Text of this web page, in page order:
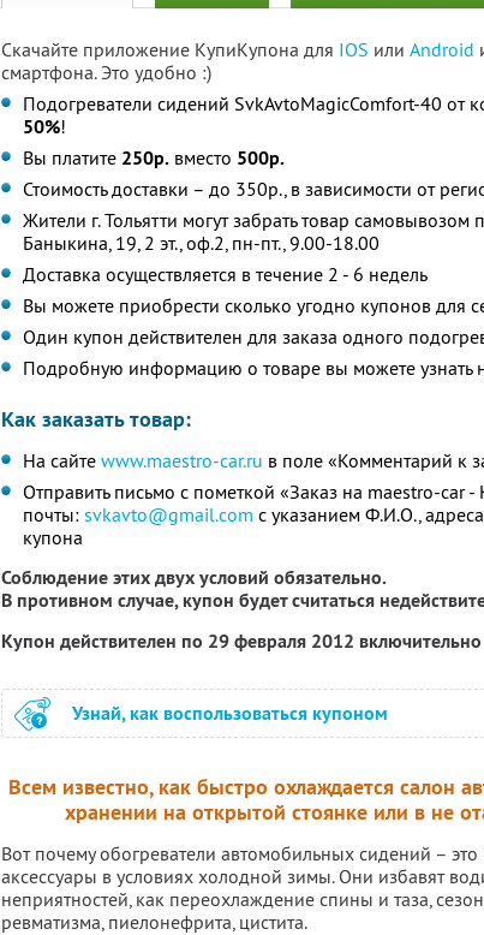
Скачайте приложение КупиКупона для IOS или Android
смартфона. Это удобно :)
Подогреватели сидений SvkAvtoMagicComfort-40 от
50%!
Вы платите 250р. вместо 500р.
Стоимость доставки – до 350р., в зависимости от
Жители г. Тольятти могут забрать товар самовывозом
Баныкина, 19, 2 эт., оф.2, пн-пт., 9.00-18.00
Доставка осуществляется в течение 2 - 6 недель
Вы можете приобрести сколько угодно купонов для
Один купон действителен для заказа одного
Подробную информацию о товаре вы можете узнать
Как заказать товар:
На сайте www.maestro-car.ru в поле «Комментарий к
Отправить письмо с пометкой «Заказ на maestro-car
почты: svkavto@gmail.com с указанием Ф.И.О.,
купона
Соблюдение этих двух условий обязательно.
В противном случае, купон будет считаться
Купон действителен по 29 февраля 2012 включительно
Узнай, как воспользоваться купоном
Всем известно, как быстро охлаждается салон
хранении на открытой стоянке или в не
Вот почему обогреватели автомобильных сидений –
аксессуары в условиях холодной зимы. Они избавят
неприятностей, как переохлаждение спины и таза,
ревматизма, пиелонефрита, цистита.